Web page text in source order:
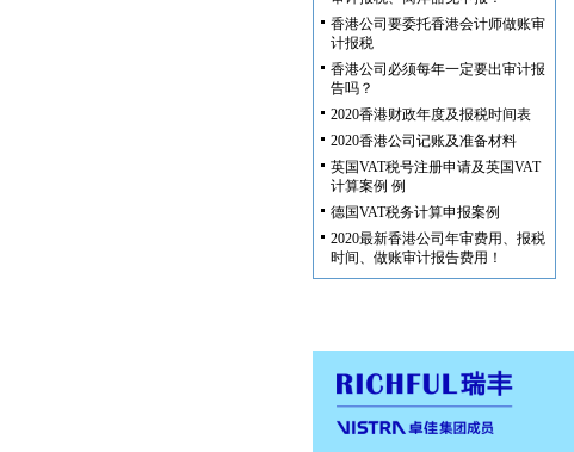
香港公司要委托香港会计师做账审
计报税
香港公司必须每年一定要出审计报
告吗？
2020香港财政年度及报税时间表
2020香港公司记账及准备材料
英国VAT税号注册申请及英国VAT
计算案例 例
德国VAT税务计算申报案例
2020最新香港公司年审费用、报税
时间、做账审计报告费用！